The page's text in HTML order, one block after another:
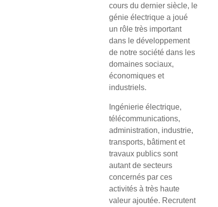
cours du dernier siècle, le
génie électrique a joué
un rôle très important
dans le développement
de notre société dans les
domaines sociaux,
économiques et
industriels.
Ingénierie électrique,
télécommunications,
administration, industrie,
transports, bâtiment et
travaux publics sont
autant de secteurs
concernés par ces
activités à très haute
valeur ajoutée. Recrutent